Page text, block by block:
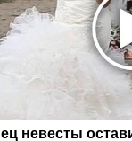
невесты